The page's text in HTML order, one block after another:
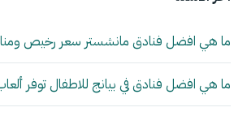
ما هي افضل فنادق مانشستر سعر رخيص
ما هي افضل فنادق في بيانج للاطفال توفر